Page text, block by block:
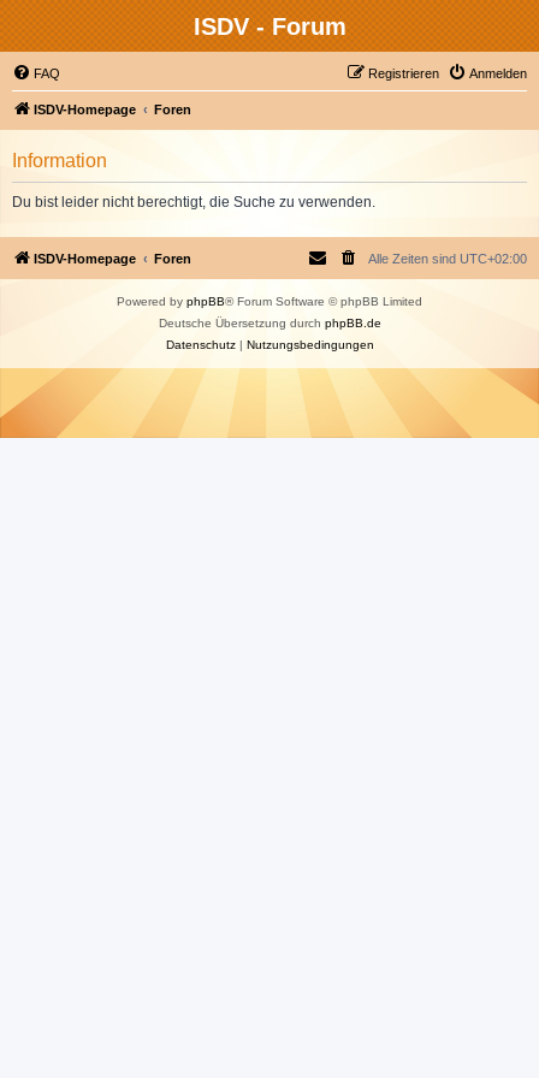
ISDV - Forum
FAQ Anmelden
Registrieren
ISDV-Homepage Foren
Information
Du bist leider nicht berechtigt, die Suche zu verwenden.
ISDV-Homepage Foren Alle Zeiten sind UTC+02:00
Powered by phpBB® Forum Software © phpBB Limited
Deutsche Übersetzung durch phpBB.de
Datenschutz| Nutzungsbedingungen